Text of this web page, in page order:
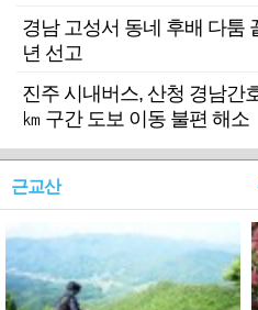
경남 고성서 동네 후배 다툼
년 선고
진주 시내버스, 산청 경남간
㎞ 구간 도보 이동 불편 해소
근교산